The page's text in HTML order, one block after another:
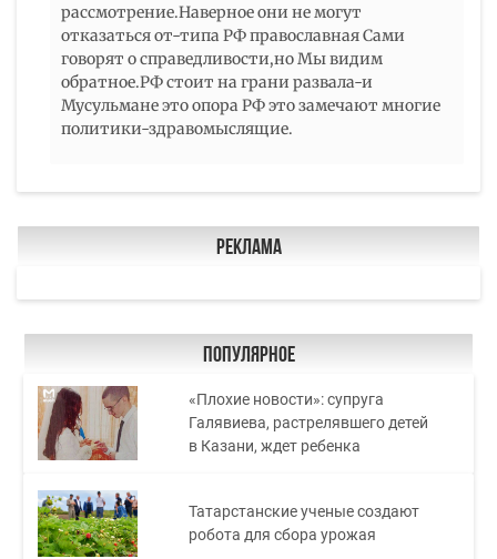
рассмотрение.Наверное они не могут
отказаться от-типа РФ православная Сами
говорят о справедливости,но Мы видим
обратное.РФ стоит на грани развала-и
Мусульмане это опора РФ это замечают многие
политики-здравомыслящие.
Реклама
Популярное
«Плохие новости»: супруга
Галявиева, растрелявшего детей
в Казани, ждет ребенка
Татарстанские ученые создают
робота для сбора урожая